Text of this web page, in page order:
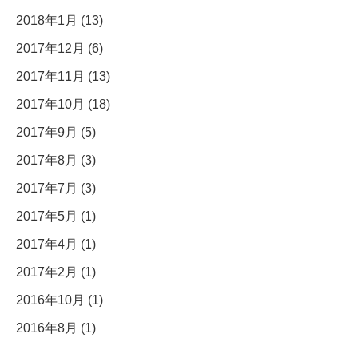
2018年1月 (13)
2017年12月 (6)
2017年11月 (13)
2017年10月 (18)
2017年9月 (5)
2017年8月 (3)
2017年7月 (3)
2017年5月 (1)
2017年4月 (1)
2017年2月 (1)
2016年10月 (1)
2016年8月 (1)